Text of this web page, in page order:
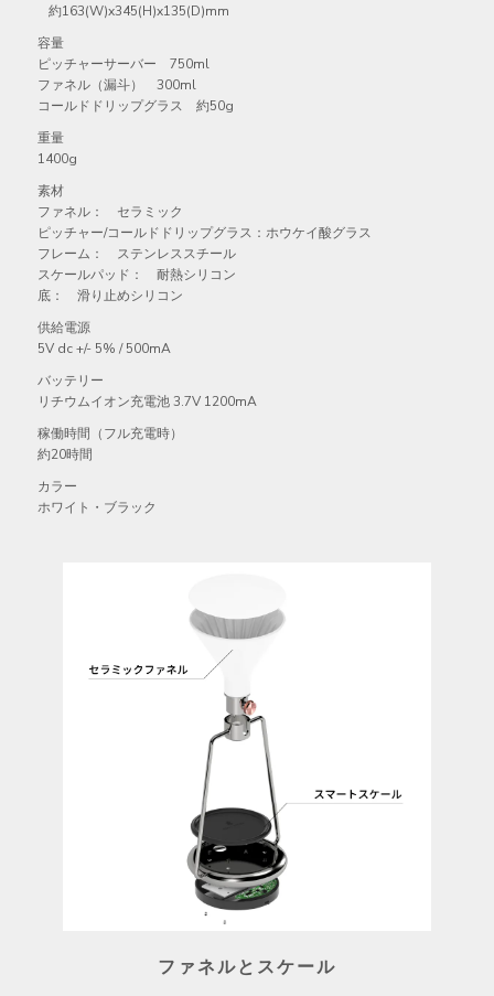
約163(W)x345(H)x135(D)mm
容量
ピッチャーサーバー 750ml
ファネル（漏斗） 300ml
コールドドリップグラス 約50g
重量
1400g
素材
ファネル： セラミック
ピッチャー/コールドドリップグラス：ホウケイ酸グラス
フレーム： ステンレススチール
スケールパッド： 耐熱シリコン
底： 滑り止めシリコン
供給電源
5V dc +/- 5% / 500mA
バッテリー
リチウムイオン充電池 3.7V 1200mA
稼働時間（フル充電時）
約20時間
カラー
ホワイト・ブラック
ファネルとスケール